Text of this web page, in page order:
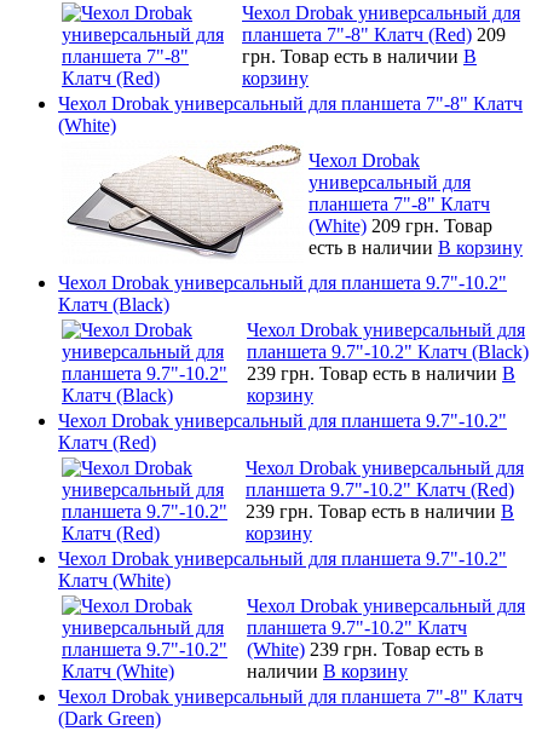
Чехол Drobak универсальный для
планшета 7"-8" Клатч (Red) 209
грн. Товар есть в наличии В
корзину
Чехол Drobak универсальный для планшета 7"-8" Клатч
(White)
Чехол Drobak
универсальный для
планшета 7"-8" Клатч
(White) 209 грн. Товар
есть в наличии В корзину
Чехол Drobak универсальный для планшета 9.7"-10.2"
Клатч (Black)
Чехол Drobak универсальный для
планшета 9.7"-10.2" Клатч (Black)
239 грн. Товар есть в наличии В
корзину
Чехол Drobak универсальный для планшета 9.7"-10.2"
Клатч (Red)
Чехол Drobak универсальный для
планшета 9.7"-10.2" Клатч (Red)
239 грн. Товар есть в наличии В
корзину
Чехол Drobak универсальный для планшета 9.7"-10.2"
Клатч (White)
Чехол Drobak универсальный для
планшета 9.7"-10.2" Клатч
(White) 239 грн. Товар есть в
наличии В корзину
Чехол Drobak универсальный для планшета 7"-8" Клатч
(Dark Green)